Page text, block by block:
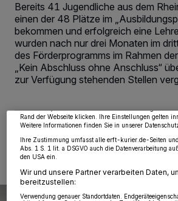
Bereits 41 Jugendliche aus dem
einen der 48 Plätze im
bekommen und erfolgreich eine
wurden nach nur drei Monaten im
des Förderprogramms im Rahmen
„Kein Abschluss ohne Anschluss“
zur Verfügung stehenden Stellen
17.09.2020 , 11:56 Uhr 2 Minuten
Wir und unsere218-Partner speichern und greifen auf
wie Browserdaten oder eindeutige Kennungen auf
von OK aktivieren Sie Tracking-Technologien für die
Zwecke. Wenn Tracker deaktiviert sind, sind manche
Rand der Webseite klicken. Ihre Einstellungen gelten
Weitere Informationen finden Sie in unserer
Ihre Zustimmung umfasst alle erft-kurier.de-Seiten
Abs. 1 S. 1 lit. a DSGVO auch die Datenverarbeitung
den USA ein.
Wir und unsere Partner verarbeiten Daten,
bereitzustellen:
Verwendung genauer Standortdaten.